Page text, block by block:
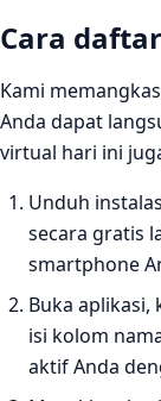
Cara
Kami
Anda dapat
virtual hari ini
Unduh
secara gratis
smartphone
Buka
isi kolom
aktif Anda